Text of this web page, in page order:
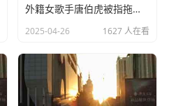
外籍女歌手唐伯虎被指拖欠劳务费：明星责任不应该缺席​
2025-04-26 1627 人在看